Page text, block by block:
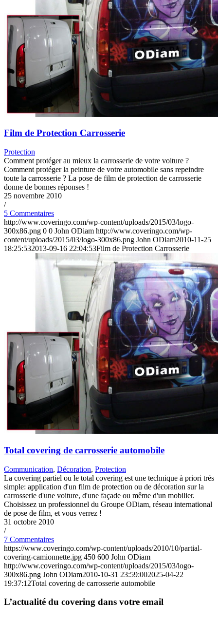
Film de Protection Carrosserie
Protection
Comment protéger au mieux la carrosserie de votre voiture ?
Comment protéger la peinture de votre automobile sans repeindre
toute la carrosserie ? La pose de film de protection de carrosserie
donne de bonnes réponses !
25 novembre 2010
/
5 Commentaires
http://www.coveringo.com/wp-content/uploads/2015/03/logo-
300x86.png 0 0 John ODiam http://www.coveringo.com/wp-
content/uploads/2015/03/logo-300x86.png John ODiam2010-11-25
18:25:532013-09-16 22:04:53Film de Protection Carrosserie
Total covering de carrosserie automobile
Communication, Décoration, Protection
La covering partiel ou le total covering est une technique à priori trés
simple: application d'un film de protection ou de décoration sur la
carrosserie d'une voiture, d'une façade ou même d'un mobilier.
Choisissez un professionnel du Groupe ODiam, réseau international
de pose de film, et vous verrez !
31 octobre 2010
/
7 Commentaires
https://www.coveringo.com/wp-content/uploads/2010/10/partial-
covering-camionnette.jpg 450 600 John ODiam
http://www.coveringo.com/wp-content/uploads/2015/03/logo-
300x86.png John ODiam2010-10-31 23:59:002025-04-22
19:37:12Total covering de carrosserie automobile
L’actualité du covering dans votre email